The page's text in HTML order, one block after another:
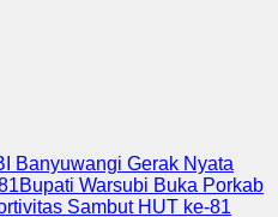
Banyuwangi Gerak Nyata
Bupati Warsubi Buka Porkab
Sambut HUT ke-81